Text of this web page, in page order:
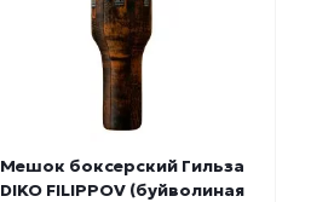
Мешок боксерский Гильза
DIKO FILIPPOV (буйволиная